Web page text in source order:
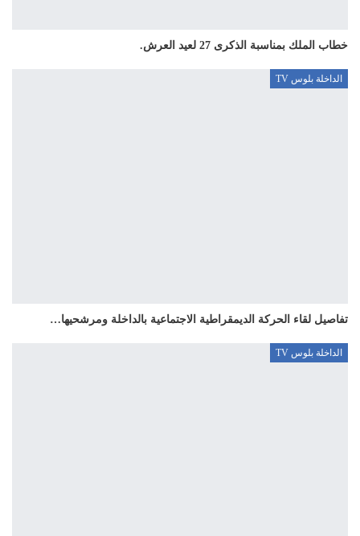
خطاب الملك بمناسبة الذكرى 27 لعيد العرش.
الداخلة بلوس TV
تفاصيل لقاء الحركة الديمقراطية الاجتماعية بالداخلة ومرشحيها…
الداخلة بلوس TV